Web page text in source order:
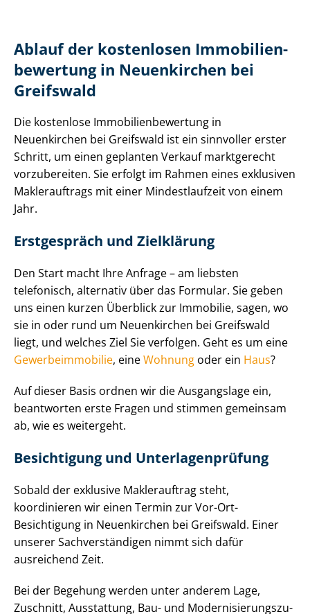
Ablauf der kostenlosen Im­mo­bi­li­en­
be­wer­tung in Neuenkirchen bei
Greifswald
Die kostenlose Im­mo­bi­li­en­be­wer­tung in
Neuenkirchen bei Greifswald ist ein sinnvoller erster
Schritt, um einen geplanten Verkauf marktgerecht
vorzubereiten. Sie erfolgt im Rahmen eines exklusiven
Maklerauftrags mit einer Mindestlaufzeit von einem
Jahr.
Erstgespräch und Zielklärung
Den Start macht Ihre Anfrage – am liebsten
telefonisch, alternativ über das Formular. Sie geben
uns einen kurzen Überblick zur Immobilie, sagen, wo
sie in oder rund um Neuenkirchen bei Greifswald
liegt, und welches Ziel Sie verfolgen. Geht es um eine
Ge­wer­be­im­mo­bi­lie, eineWohnung oder ein Haus?
Auf dieser Basis ordnen wir die Ausgangslage ein,
beantworten erste Fragen und stimmen gemeinsam
ab, wie es weitergeht.
Besichtigung und Un­ter­la­gen­prü­fung
Sobald der exklusive Maklerauftrag steht,
koordinieren wir einen Termin zur Vor-Ort-
Besichtigung in Neuenkirchen bei Greifswald. Einer
unserer Sach­ver­stän­di­gen nimmt sich dafür
ausreichend Zeit.
Bei der Begehung werden unter anderem Lage,
Zuschnitt, Ausstattung, Bau- und Mo­der­ni­sie­rungs­zu­